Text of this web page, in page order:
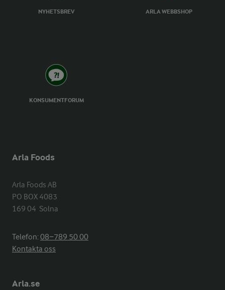
NYHETSBREV ARLA WEBBSHOP
KONSUMENTFORUM
Arla Foods
Arla Foods AB
PO BOX 4083
169 04  Solna
Telefon:08−789 50 00
Kontakta oss
Arla.se